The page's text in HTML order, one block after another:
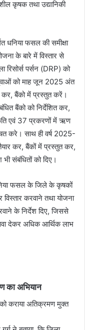
कृषक तथा उद्यानिकी
धनिया फसल की समीक्षा
के बारे में विस्‍तार से
रिसोर्स पर्सन (DRP) को
युवाओं को माह जून 2025 अंत
कर, बैंको में प्रस्तुत करें।
बैंको को निर्देशित कर,
एवं 37 प्रकरणों में ऋण
करे। साथ ही वर्ष 2025-
कर, बैंकों में प्रस्तुत कर,
संबंधितों को दिए।
फसल के जिले के कृषकों
विस्तार करवाने तथा योजना
के निर्देश दिए, जिससे
देकर अधिक आर्थिक लाभ
का अभियान
कराया अतिक्रमण मुक्‍त